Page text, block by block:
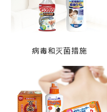
病毒和灭菌措施